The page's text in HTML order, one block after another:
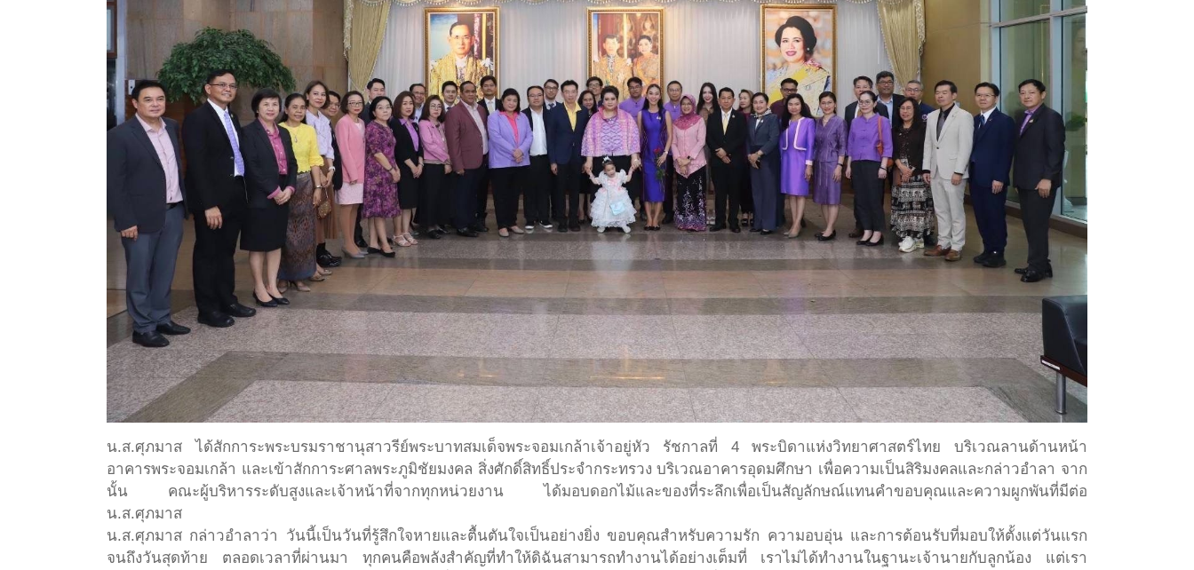
น.ส.ศุภมาส ได้สักการะพระบรมราชานุสาวรีย์พระบาทสมเด็จพระจอมเกล้าเจ้าอยู่หัว รัชกาลที่ 4 พระบิดาแห่งวิทยาศาสตร์ไทย บริเวณลานด้านหน้า
อาคารพระจอมเกล้า และเข้าสักการะศาลพระภูมิชัยมงคล สิ่งศักดิ์สิทธิ์ประจำกระทรวง บริเวณอาคารอุดมศึกษา เพื่อความเป็นสิริมงคลและกล่าวอำลา จาก
นั้น คณะผู้บริหารระดับสูงและเจ้าหน้าที่จากทุกหน่วยงาน ได้มอบดอกไม้และของที่ระลึกเพื่อเป็นสัญลักษณ์แทนคำขอบคุณและความผูกพันที่มีต่อ
น.ส.ศุภมาส
น.ส.ศุภมาส กล่าวอำลาว่า วันนี้เป็นวันที่รู้สึกใจหายและตื้นตันใจเป็นอย่างยิ่ง ขอบคุณสำหรับความรัก ความอบอุ่น และการต้อนรับที่มอบให้ตั้งแต่วันแรก
จนถึงวันสุดท้าย ตลอดเวลาที่ผ่านมา ทุกคนคือพลังสำคัญที่ทำให้ดิฉันสามารถทำงานได้อย่างเต็มที่ เราไม่ได้ทำงานในฐานะเจ้านายกับลูกน้อง แต่เรา